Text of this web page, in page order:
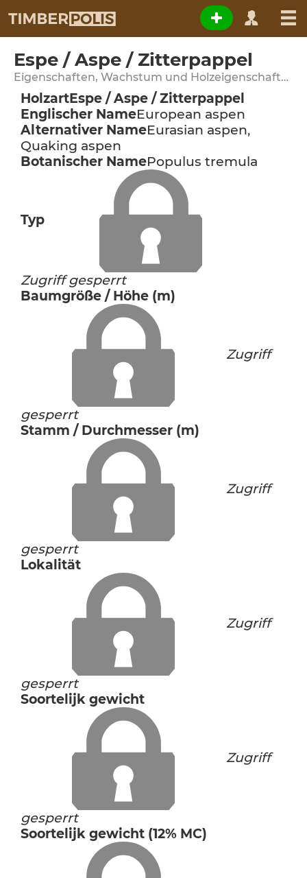
Espe / Aspe / Zitterpappel
Eigenschaften, Wachstum und Holzeigenschaften
HolzartEspe / Aspe / Zitterpappel
Englischer NameEuropean aspen
Alternativer NameEurasian aspen,
Quaking aspen
Botanischer NamePopulus tremula
Typ
Zugriff gesperrt
Baumgröße / Höhe (m)
Zugriff
gesperrt
Stamm / Durchmesser (m)
Zugriff
gesperrt
Lokalität
Zugriff
gesperrt
Soortelijk gewicht
Zugriff
gesperrt
Soortelijk gewicht (12% MC)